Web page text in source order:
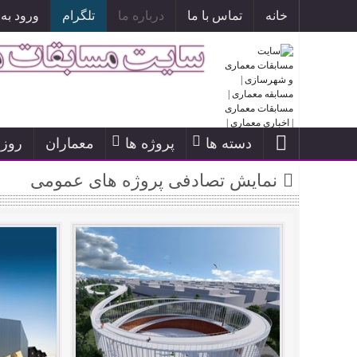
خانه تماس با ما درباره ما تلگرام ورود
سایت اطلاع رسانی مسابقات
دسته ها پروژه ها معماران
نمایش تصادفی پروژه های عمومی